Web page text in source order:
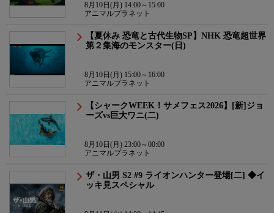
8月10日(月) 14:00～15:00
アニマルプラネット
【夏休み 恐竜と古代生物SP】NHK 恐竜超世界
第２集海のモンスター(日)
8月10日(月) 15:00～16:00
アニマルプラネット
【シャークWEEK！サメフェス2026】[新]ジョ
ーズvs巨大ワニ(二)
8月10日(月) 23:00～00:00
アニマルプラネット
ザ・山男 S2 #9 ライオンハンター登場[二] ◆イ
ッキ見スペシャル